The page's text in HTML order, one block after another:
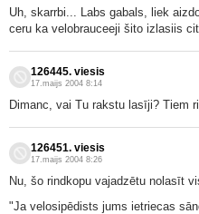
Uh, skarrbi... Labs gabals, liek
ceru ka velobrauceeji šito izlasiis
126445. viesis
17.maijs 2004 8:14
Dimanc, vai Tu rakstu lasīji? Tiem
126451. viesis
17.maijs 2004 8:26
Nu, šo rindkopu vajadzētu nolasīt
"Ja velosipēdists jums ietriecas